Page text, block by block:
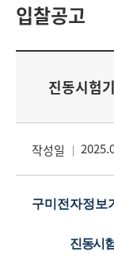
입찰공고
진동시험
작성일
구미전자정보
진동시